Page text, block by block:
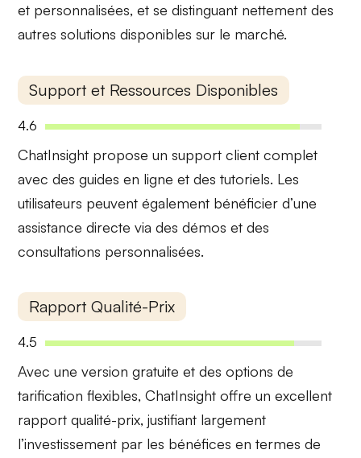
et personnalisées, et se distinguant nettement des
autres solutions disponibles sur le marché.
Support et Ressources Disponibles
4.6
ChatInsight propose un support client complet
avec desguides en ligne et destutoriels. Les
utilisateurs peuvent également bénéficier d’une
assistance directe via des démos et des
consultations personnalisées.
Rapport Qualité-Prix
4.5
Avec une version gratuite et des options de
tarification flexibles, ChatInsight offre un excellent
rapport qualité-prix, justifiant largement
l’investissement par les bénéfices en termes de